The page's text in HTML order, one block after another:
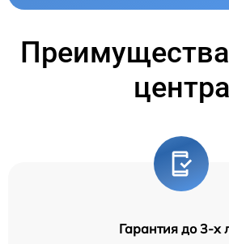
центра
Гарантия до 3-х